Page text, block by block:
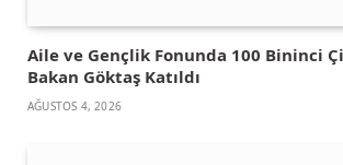
Aile ve Gençlik Fonunda 100 Bininci
Bakan Göktaş Katıldı
AĞUSTOS 4, 2026